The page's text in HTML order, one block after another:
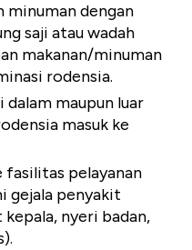
minuman dengan
saji atau wadah
makanan/minuman
rodensia.
dalam maupun luar
masuk ke
fasilitas pelayanan
gejala penyakit
nyeri badan,